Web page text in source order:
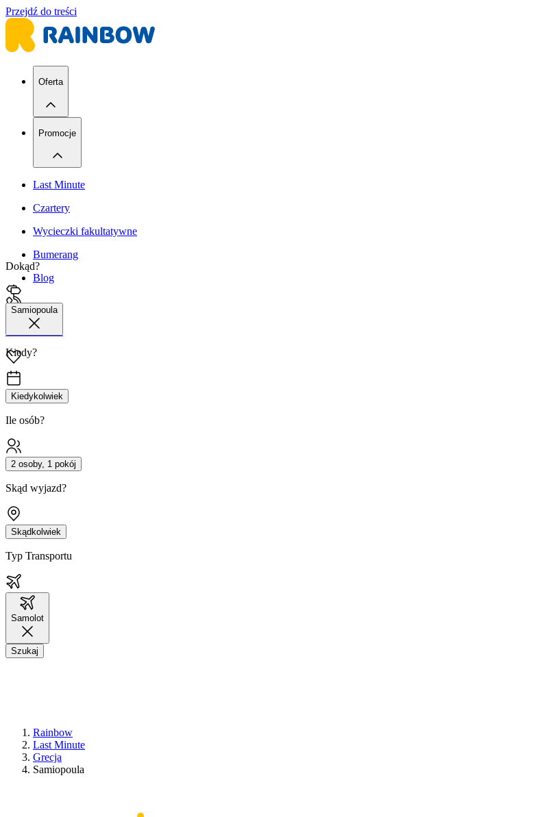
Przejdź do treści
Oferta
Promocje
Last Minute
Czartery
Wycieczki fakultatywne
Bumerang
Blog
42 680 38 51
Dokąd?
Samiopoula
Kiedy?
Kiedykolwiek
Ile osób?
2 osoby, 1 pokój
Skąd wyjazd?
Skądkolwiek
Typ Transportu
Samolot
Szukaj
Rainbow
Last Minute
Grecja
Samiopoula